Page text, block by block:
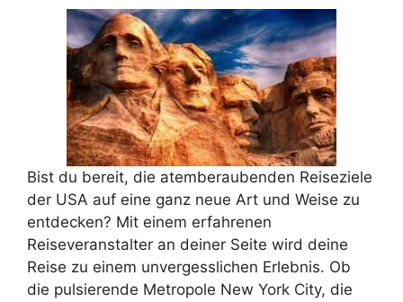
Bist du bereit, die atemberaubenden Reiseziele
der USA auf eine ganz neue Art und Weise zu
entdecken? Mit einem erfahrenen
Reiseveranstalter an deiner Seite wird deine
Reise zu einem unvergesslichen Erlebnis. Ob
die pulsierende Metropole New York City, die